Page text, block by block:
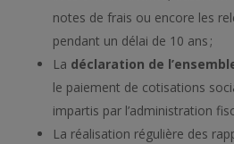
notes de frais ou encore les
pendant un délai de 10 ans ;
La déclaration de
le paiement de cotisations
impartis par l’administration
La réalisation régulière des